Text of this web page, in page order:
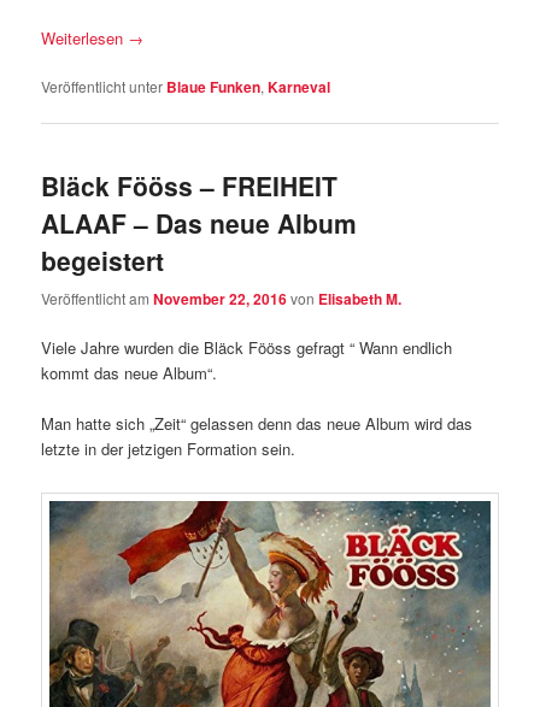
Weiterlesen →
Veröffentlicht unter Blaue Funken,Karneval
Bläck Fööss – FREIHEIT
ALAAF – Das neue Album
begeistert
Veröffentlicht amNovember 22, 2016von Elisabeth M.
Viele Jahre wurden die Bläck Fööss gefragt “ Wann endlich
kommt das neue Album“.
Man hatte sich „Zeit“ gelassen denn das neue Album wird das
letzte in der jetzigen Formation sein.